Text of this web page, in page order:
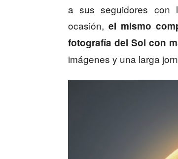
a sus seguidores con
ocasión,el mismo
fotografía del Sol con
imágenes y una larga